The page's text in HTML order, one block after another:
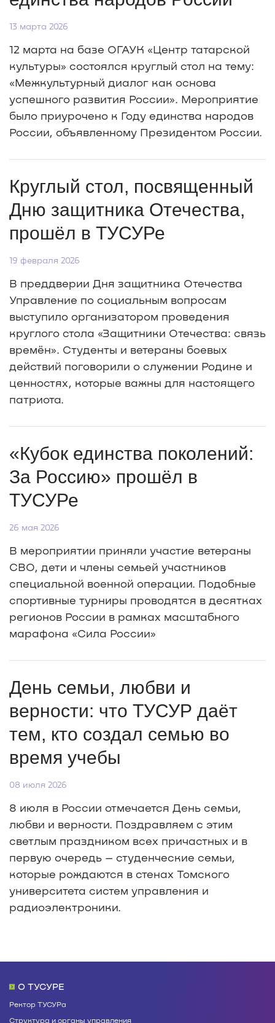
13 марта 2026
12 марта на базе ОГАУК «Центр татарской
культуры» состоялся круглый стол на тему:
«Межкультурный диалог как основа
успешного развития России». Мероприятие
было приурочено к Году единства народов
России, объявленному Президентом России.
Круглый стол, посвященный
Дню защитника Отечества,
прошёл в ТУСУРе
19 февраля 2026
В преддверии Дня защитника Отечества
Управление по социальным вопросам
выступило организатором проведения
круглого стола «Защитники Отечества: связь
времён». Студенты и ветераны боевых
действий поговорили о служении Родине и
ценностях, которые важны для настоящего
патриота.
«Кубок единства поколений:
За Россию» прошёл в
ТУСУРе
26 мая 2026
В мероприятии приняли участие ветераны
СВО, дети и члены семьей участников
специальной военной операции. Подобные
спортивные турниры проводятся в десятках
регионов России в рамках масштабного
марафона «Сила России»
День семьи, любви и
верности: что ТУСУР даёт
тем, кто создал семью во
время учебы
08 июля 2026
8 июля в России отмечается День семьи,
любви и верности. Поздравляем с этим
светлым праздником всех причастных и в
первую очередь – студенческие семьи,
которые рождаются в стенах Томского
университета систем управления и
радиоэлектроники.
О ТУСУРЕ
Ректор ТУСУРа
Структура и органы управления